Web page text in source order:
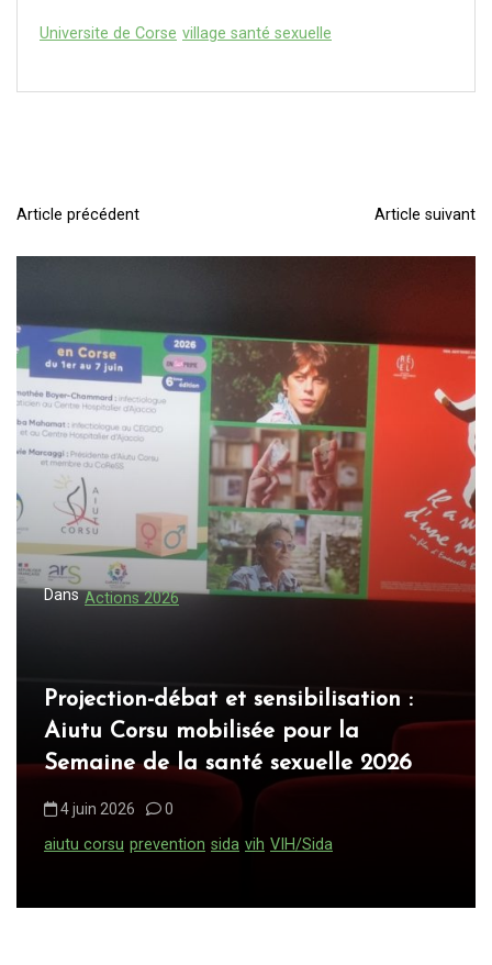
Universite de Corse village santé sexuelle
N
a
i
g
a
t
i
o
n
d
t
e
Article précédent Article suivant
Dans Actions 2026
Projection-débat et sensibilisation :
Aiutu Corsu mobilisée pour la
Semaine de la santé sexuelle 2026
4 juin 2026 0
aiutu corsu prevention sida vih VIH/Sida